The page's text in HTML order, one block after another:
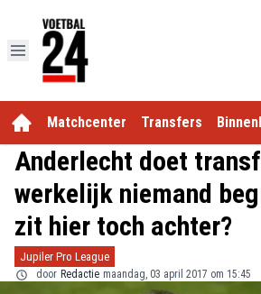
Matchcenter Transfers
Anderlecht doet
werkelijk niemand
zit hier toch achter?
Jupiler Pro League
door Redactie maandag, 03 april 2017 om 15:45